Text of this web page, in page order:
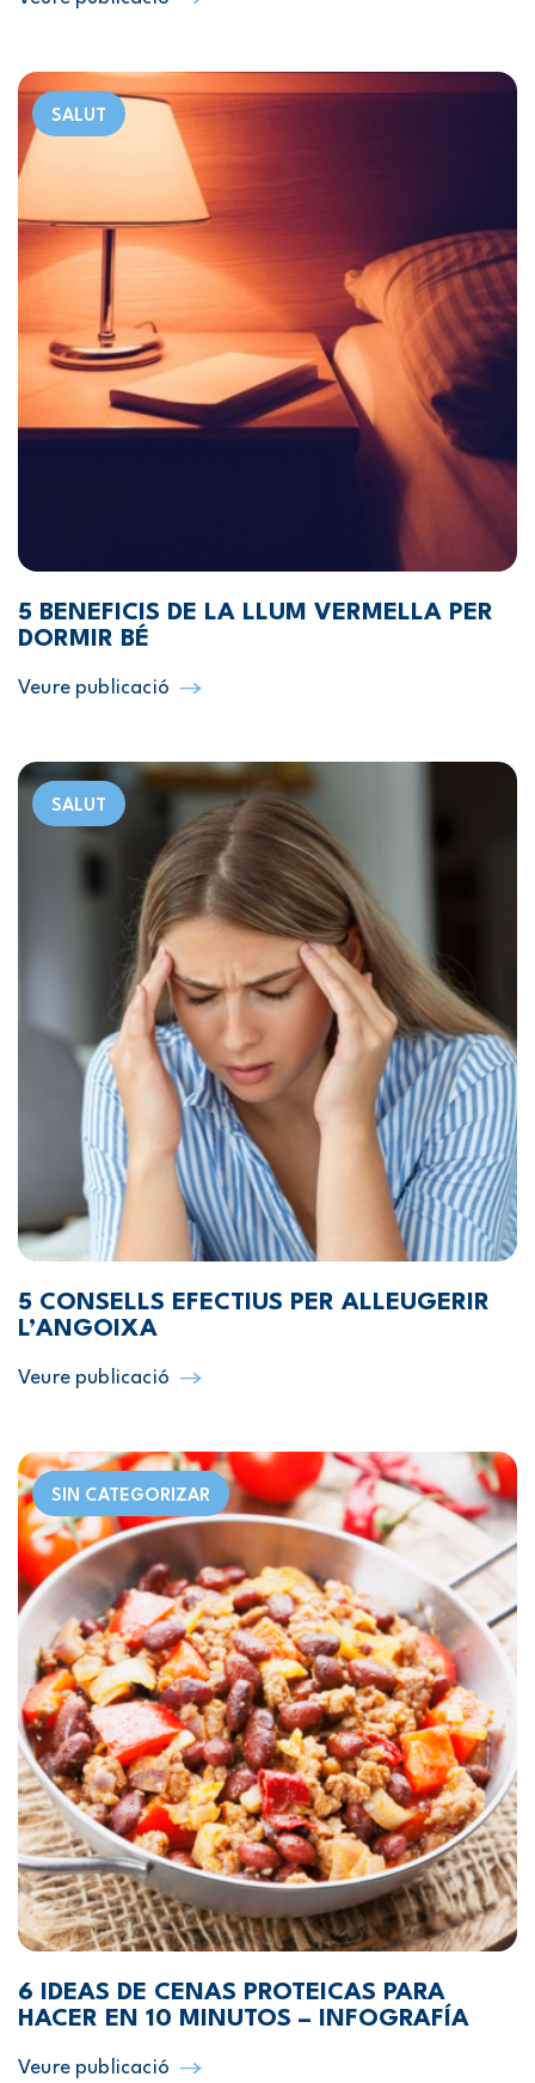
SALUT
5 BENEFICIS DE LA LLUM VERMELLA PER
DORMIR BÉ
Veure publicació
SALUT
5 CONSELLS EFECTIUS PER ALLEUGERIR
L’ANGOIXA
Veure publicació
SIN CATEGORIZAR
6 IDEAS DE CENAS PROTEICAS PARA
HACER EN 10 MINUTOS – INFOGRAFÍA
Veure publicació